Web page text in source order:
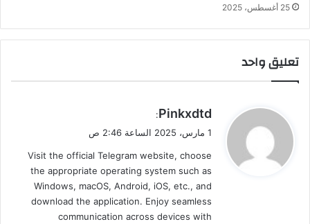
25 أغسطس، 2025
تعليق واحد
ي
ل
Pinkxdtd
:
1 مارس، 2025 الساعة 2:46 ص
Visit the official Telegram website, choose
the appropriate operating system such as
Windows, macOS, Android, iOS, etc., and
download the application. Enjoy seamless
communication across devices with